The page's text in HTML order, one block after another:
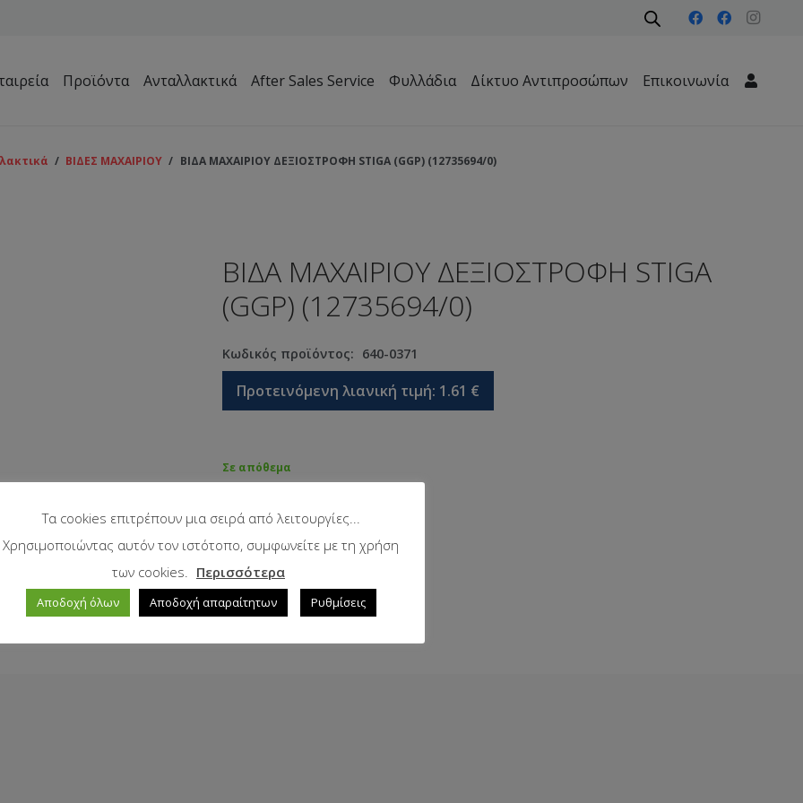
Προϊόντα Ανταλλακτικά After Sales Service Φυλλάδια Δίκτυο Αντιπροσώπων Επικοινωνία
/ ΒΙΔΕΣ ΜΑΧΑΙΡΙΟΥ / ΒΙΔΑ ΜΑΧΑΙΡΙΟΥ ΔΕΞΙΟΣΤΡΟΦΗ STIGA (GGP) (12735694/0)
ΒΙΔΑ ΜΑΧΑΙΡΙΟΥ ΔΕΞΙΟΣΤΡΟΦΗ STIGA
(GGP) (12735694/0)
Κωδικός προϊόντος: 640-0371
Προτεινόμενη λιανική τιμή: 1.61 €
Σε απόθεμα
Τα cookies επιτρέπουν μια σειρά από λειτουργίες...
Χρησιμοποιώντας αυτόν τον ιστότοπο, συμφωνείτε με τη χρήση
των cookies. Περισσότερα
Αποδοχή όλων Αποδοχή απαραίτητων Ρυθμίσεις